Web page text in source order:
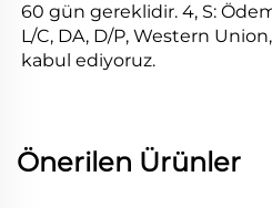
60 gün gereklidir. 4, S:
L/C, DA, D/P, Western
kabul ediyoruz.
Önerilen Ürünler